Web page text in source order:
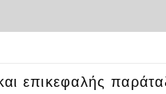
επικεφαλής